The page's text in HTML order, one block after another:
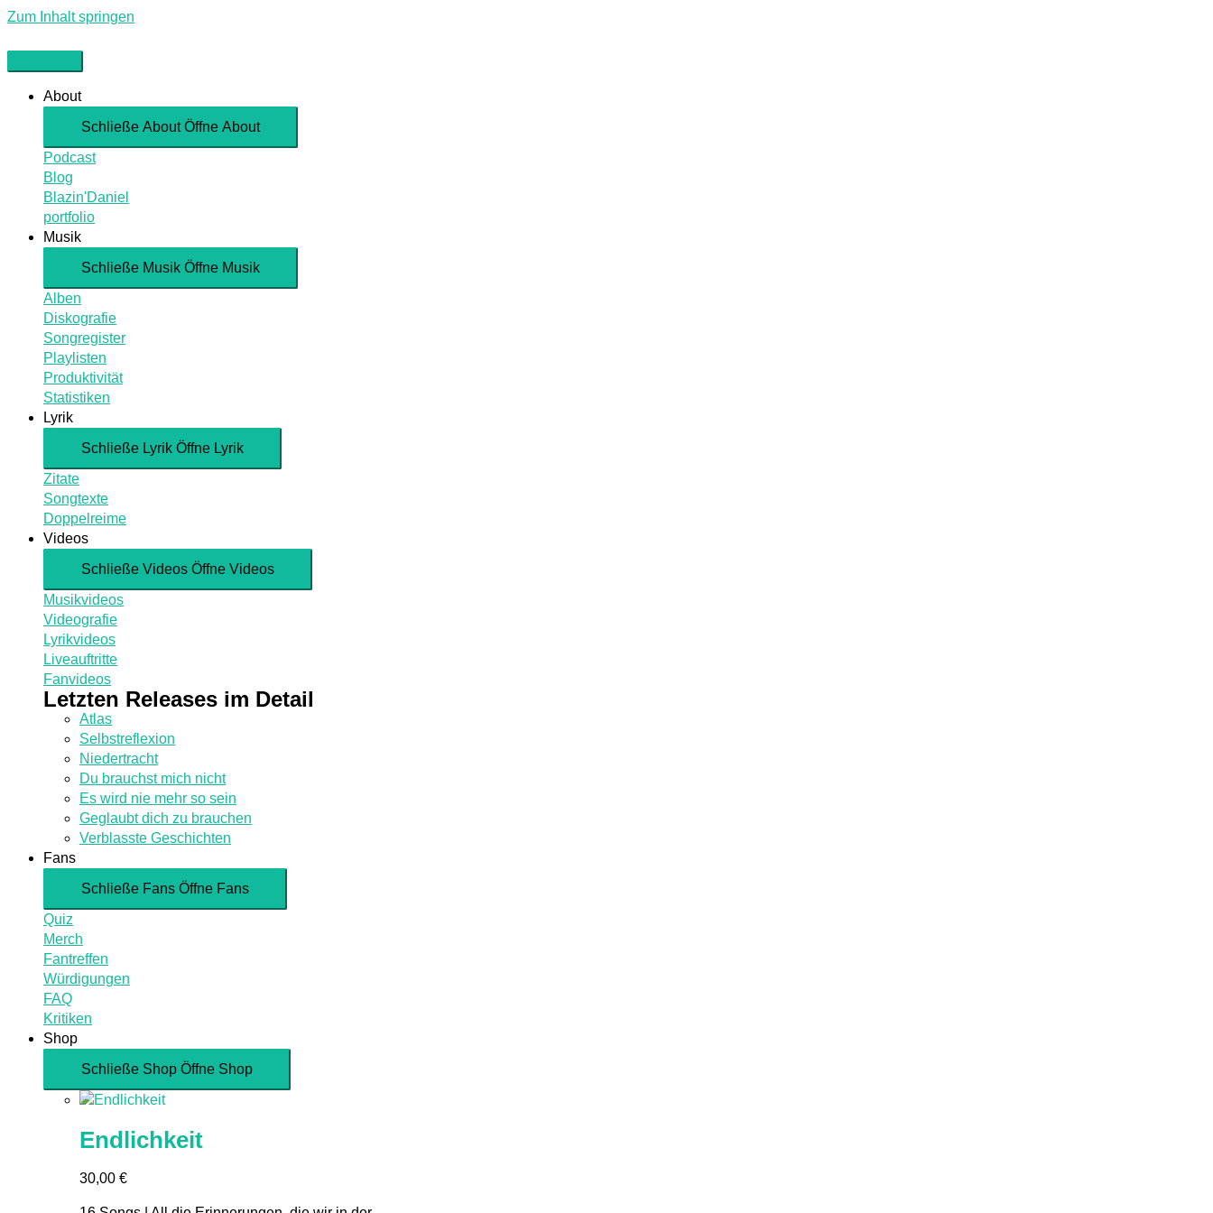
Zum Inhalt springen
About
Schließe About Öffne About
Podcast
Blog
Blazin'Daniel
portfolio
Musik
Schließe Musik Öffne Musik
Alben
Diskografie
Songregister
Playlisten
Produktivität
Statistiken
Lyrik
Schließe Lyrik Öffne Lyrik
Zitate
Songtexte
Doppelreime
Videos
Schließe Videos Öffne Videos
Musikvideos
Videografie
Lyrikvideos
Liveauftritte
Fanvideos
Letzten Releases im Detail
Atlas
Selbstreflexion
Niedertracht
Du brauchst mich nicht
Es wird nie mehr so sein
Geglaubt dich zu brauchen
Verblasste Geschichten
Fans
Schließe Fans Öffne Fans
Quiz
Merch
Fantreffen
Würdigungen
FAQ
Kritiken
Shop
Schließe Shop Öffne Shop
Endlichkeit
30,00 €